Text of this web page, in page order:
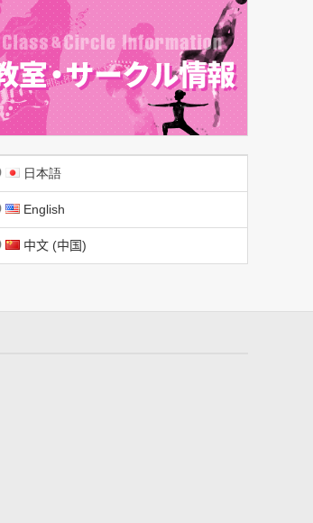
日本語
English
中文 (中国)